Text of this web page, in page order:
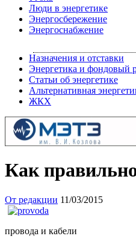
Люди в энергетике
Энергосбережение
Энергоснабжение
Назначения и отставки
Энергетика и фондовый
Статьи об энергетике
Альтернативная
ЖКХ
Как
От редакции 11/03/2015
провода и кабели